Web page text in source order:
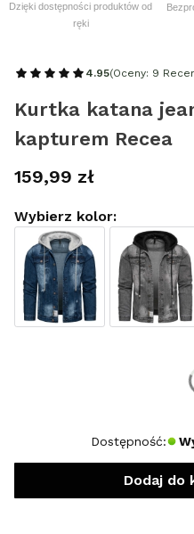
Dzięki dostępności produktów od
ręki
4.95(Oceny: 9
Kurtka katana
kapturem Recea
Cena
159,99 zł
Wybierz kolor:
Dostępność:
Dodaj do